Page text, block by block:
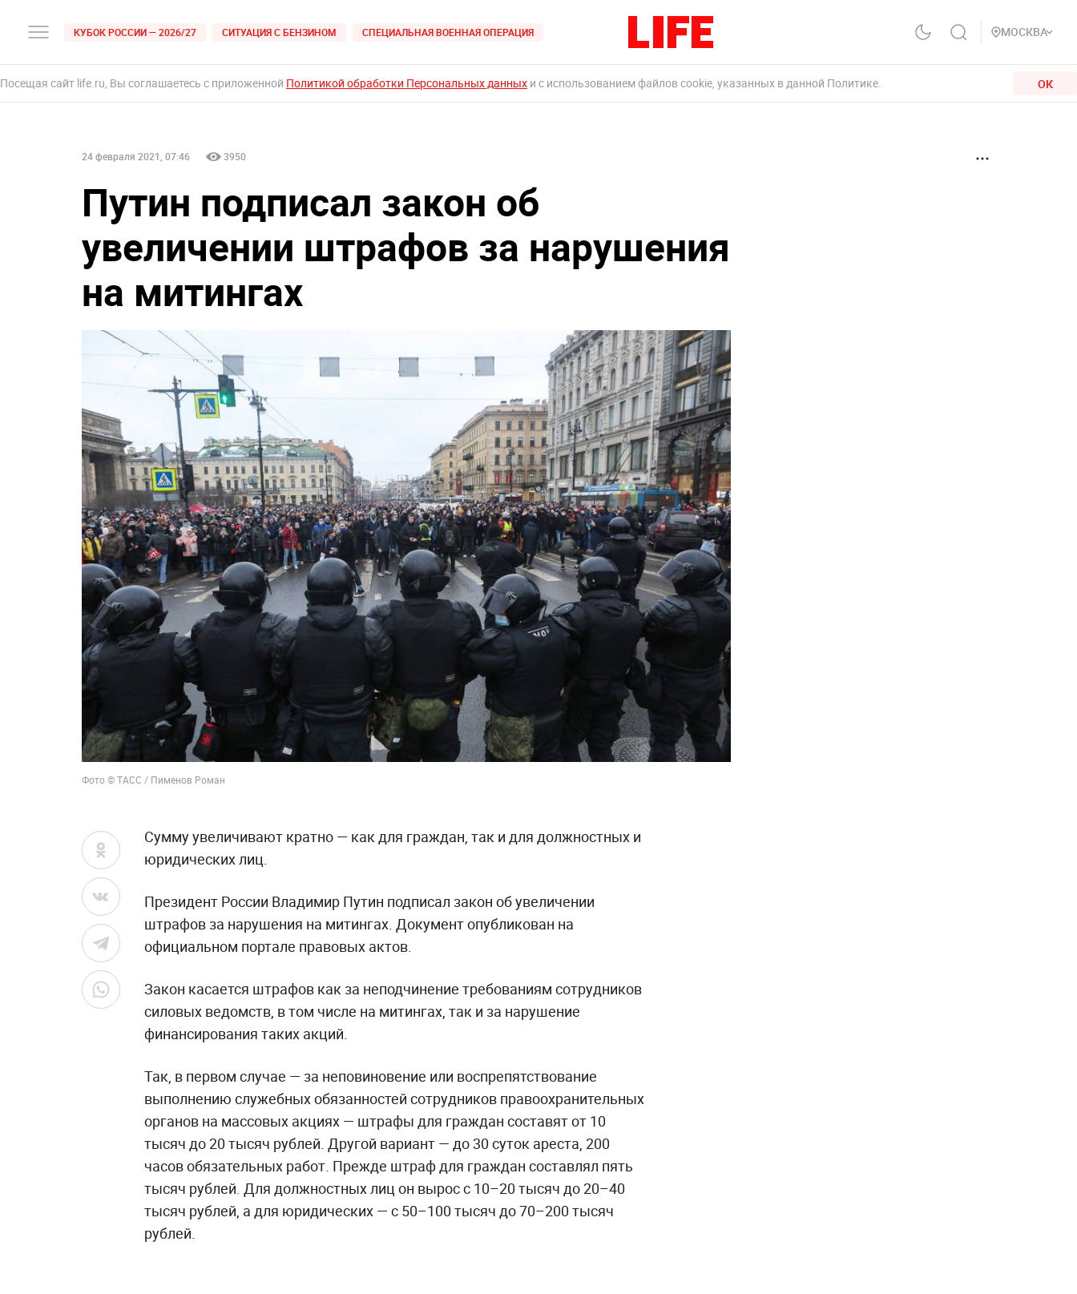
КУБОК РОССИИ — 2026/27 СИТУАЦИЯ С БЕНЗИНОМ СПЕЦИАЛЬНАЯ ВОЕННАЯ ОПЕРАЦИЯ МОСКВА
Посещая сайт life.ru, Вы соглашаетесь с приложенной Политикой обработки Персональных данных и с использованием файлов cookie, указанных в данной Политике. ОК
24 февраля 2021, 07:46 3950
Путин подписал закон об
увеличении штрафов за нарушения
на митингах
Фото © ТАСС / Пименов Роман
Сумму увеличивают кратно — как для граждан, так и для должностных и
юридических лиц.
Президент России Владимир Путин подписал закон об увеличении
штрафов за нарушения на митингах. Документ опубликован на
официальном портале правовых актов.
Закон касается штрафов как за неподчинение требованиям сотрудников
силовых ведомств, в том числе на митингах, так и за нарушение
финансирования таких акций.
Так, в первом случае — за неповиновение или воспрепятствование
выполнению служебных обязанностей сотрудников правоохранительных
органов на массовых акциях — штрафы для граждан составят от 10
тысяч до 20 тысяч рублей. Другой вариант — до 30 суток ареста, 200
часов обязательных работ. Прежде штраф для граждан составлял пять
тысяч рублей. Для должностных лиц он вырос с 10–20 тысяч до 20–40
тысяч рублей, а для юридических — с 50–100 тысяч до 70–200 тысяч
рублей.